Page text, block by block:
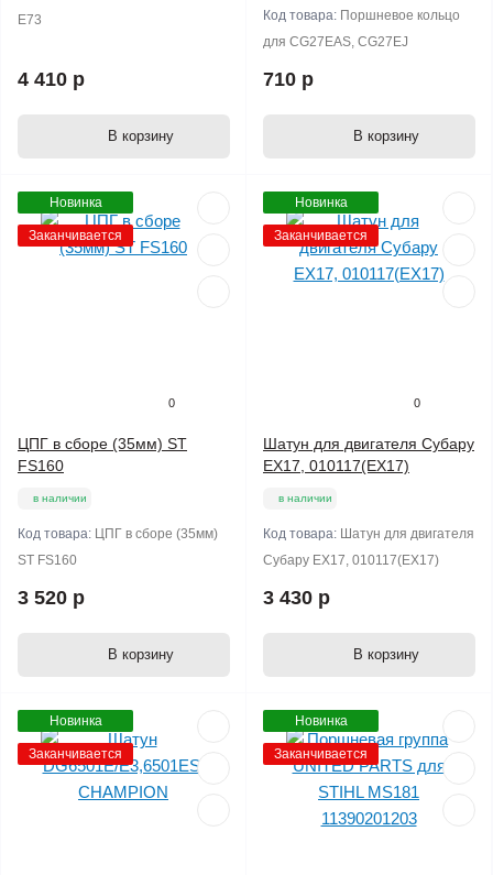
E73
4 410 р
В корзину
Код товара: Поршневое кольцо
для CG27EAS, CG27EJ
710 р
В корзину
Новинка
Заканчивается
0
ЦПГ в сборе (35мм) ST
FS160
в наличии
Код товара: ЦПГ в сборе (35мм)
ST FS160
3 520 р
В корзину
Новинка
Заканчивается
0
Шатун для двигателя Субару
EX17, 010117(ЕX17)
в наличии
Код товара: Шатун для двигателя
Субару EX17, 010117(ЕX17)
3 430 р
В корзину
Новинка
Заканчивается
Новинка
Заканчивается